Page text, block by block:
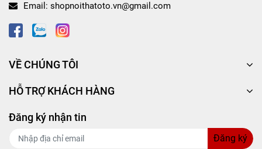
CÁCH ĐIỀU KHIỂN:
Nhấn giữ
2 CHẾ ĐỘ PHUN:
Chế độ 1 (đèn tím)
👉Phun 5 giây – nghỉ 10 phút
Email: shopnoithatoto.vn@gmail.com
VỀ CHÚNG TÔI
HỖ TRỢ KHÁCH HÀNG
Đăng ký nhận tin
Đăng ký